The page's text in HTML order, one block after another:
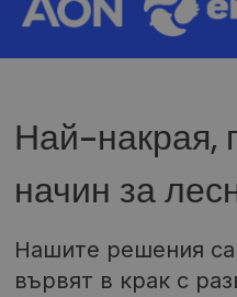
Най-накрая,
начин за
Нашите решения
вървят в крак с